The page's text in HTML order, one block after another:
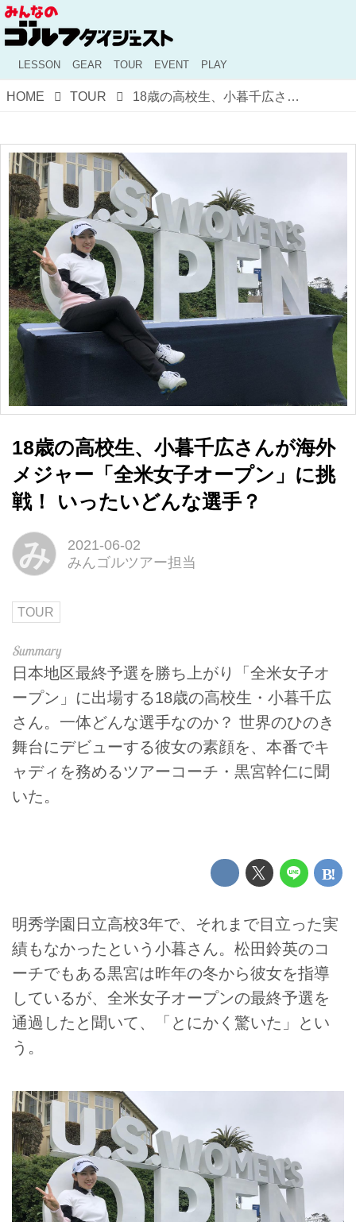
LESSON GEAR TOUR EVENT PLAY
HOME TOUR 18歳の高校生、小暮千広さんが海外メジャー「全米女子オープン」に挑戦！ いったいどんな選手？
18歳の高校生、小暮千広さんが海外
メジャー「全米女子オープン」に挑
戦！ いったいどんな選手？
み
2021-06-02
みんゴルツアー担当
TOUR
日本地区最終予選を勝ち上がり「全米女子オ
ープン」に出場する18歳の高校生・小暮千広
さん。一体どんな選手なのか？ 世界のひのき
舞台にデビューする彼女の素顔を、本番でキ
ャディを務めるツアーコーチ・黒宮幹仁に聞
いた。
明秀学園日立高校3年で、それまで目立った実
績もなかったという小暮さん。松田鈴英のコ
ーチでもある黒宮は昨年の冬から彼女を指導
しているが、全米女子オープンの最終予選を
通過したと聞いて、「とにかく驚いた」とい
う。